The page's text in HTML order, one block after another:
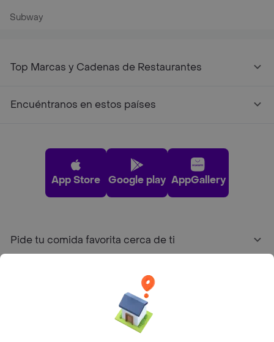
Subway
Top Marcas y Cadenas de Restaurantes
Encuéntranos en estos países
App Store Google play AppGallery
Pide tu comida favorita cerca de ti